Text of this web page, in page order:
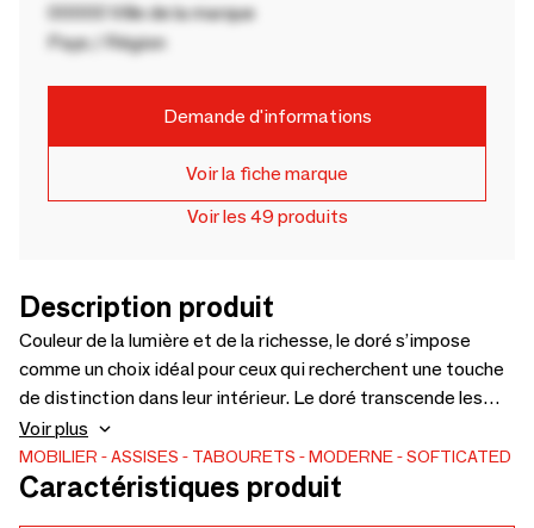
00000 Ville de la marque
Pays / Région
Demande d'informations
Voir la fiche marque
Voir les 49 produits
Description produit
Couleur de la lumière et de la richesse, le doré s’impose
comme un choix idéal pour ceux qui recherchent une touche
de distinction dans leur intérieur. Le doré transcende les
tendances et incarne une allure sophistiquée qui attire
naturellement les regards. Inspirée par l’univers du luxe et
des matières précieuses, cette couleur confère à notre
Voir plus
MOBILIER ASSISES TABOURETS MODERNE SOFTICATED
Caractéristiques produit